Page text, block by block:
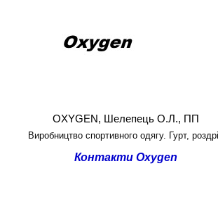
OXYGEN, Шелепець О.Л., ПП
Виробництво спортивного одягу. Гурт,
Контакти Oxygen